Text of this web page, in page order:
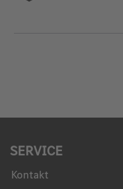
SERVICE
Kontakt